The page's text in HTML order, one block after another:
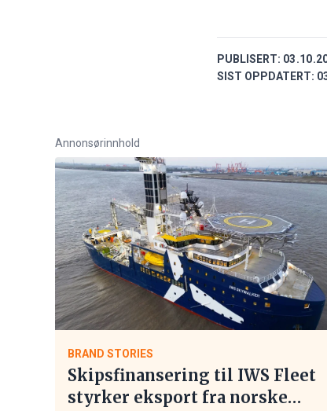
PUBLISERT:
SIST OPPDATERT:
Annonsørinnhold
BRAND STORIES
Skipsfinansering til IWS Fleet
styrker eksport fra norske